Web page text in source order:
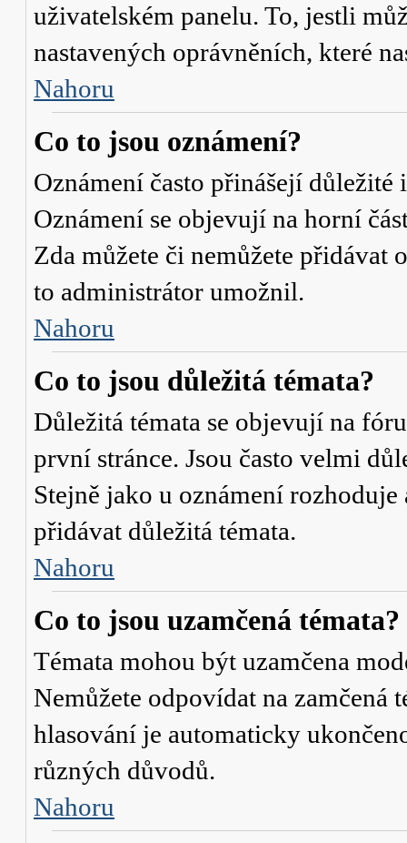
uživatelském panelu. To, jestli
nastavených oprávněních, které
Nahoru
Co to jsou oznámení?
Oznámení často přinášejí
Oznámení se objevují na horní
Zda můžete či nemůžete přidávat
to administrátor umožnil.
Nahoru
Co to jsou důležitá témata?
Důležitá témata se objevují na
první stránce. Jsou často velmi
Stejně jako u oznámení
přidávat důležitá témata.
Nahoru
Co to jsou uzamčená témata?
Témata mohou být uzamčena
Nemůžete odpovídat na zamčená
hlasování je automaticky
různých důvodů.
Nahoru